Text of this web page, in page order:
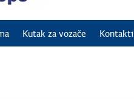
Kutak za vozače Kontakti